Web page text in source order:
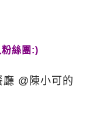
絲團:)